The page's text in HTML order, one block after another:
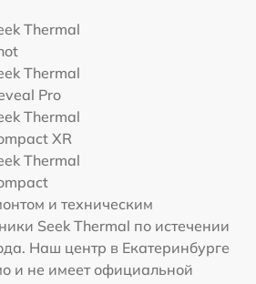
Thermal
Thermal
Pro
Thermal
XR
Thermal
и техническим
Seek Thermal по истечении
Наш центр в Екатеринбурге
и не имеет официальной